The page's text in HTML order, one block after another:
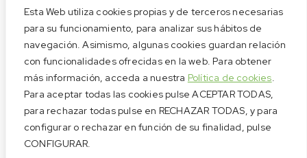
Esta Web utiliza cookies propias y de terceros necesarias
para su funcionamiento, para analizar sus hábitos de
navegación. Asimismo, algunas cookies guardan relación
con funcionalidades ofrecidas en la web. Para obtener
más información, acceda a nuestra Política de cookies.
Para aceptar todas las cookies pulse ACEPTAR TODAS,
para rechazar todas pulse en RECHAZAR TODAS, y para
configurar o rechazar en función de su finalidad, pulse
CONFIGURAR.
Privacidad
Cookies
Condiciones de compra
Privacidad
Cookies